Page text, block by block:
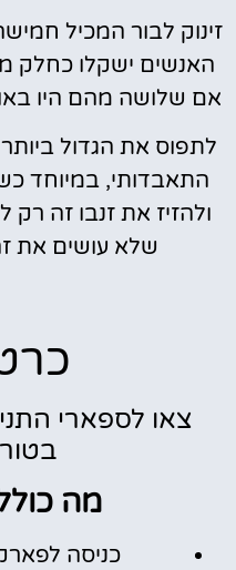
זינוק לבור המכיל
האנשים ישקלו כחלק
אם שלושה מהם היו באורך
לתפוס את הגדול
התאבדותי, במיוחד
ולהזיז את זנבו זה
שלא עושים את
מה
כניסה